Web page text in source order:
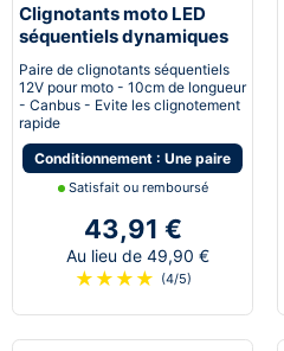
Clignotants moto LED
séquentiels dynamiques
canbus Next-Tech®
Paire de clignotants séquentiels
12V pour moto - 10cm de longueur
- Canbus - Evite les clignotement
rapide
Conditionnement : Une paire
Satisfait ou remboursé
43,91 €
Au lieu de 49,90 €
★ ★ ★ ★ (4/5)